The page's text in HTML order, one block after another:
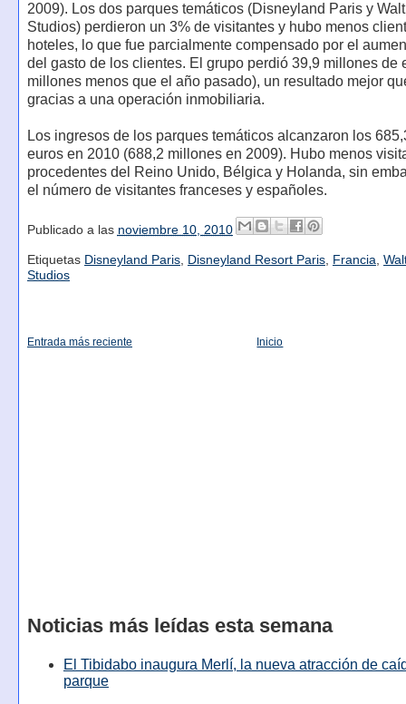
2009). Los dos parques temáticos (Disneyland Paris y
Studios) perdieron un 3% de visitantes y hubo menos
hoteles, lo que fue parcialmente compensado por el
del gasto de los clientes. El grupo perdió 39,9 millones de
millones menos que el año pasado), un resultado mejor
gracias a una operación inmobiliaria.
Los ingresos de los parques temáticos alcanzaron los
euros en 2010 (688,2 millones en 2009). Hubo menos
procedentes del Reino Unido, Bélgica y Holanda, sin
el número de visitantes franceses y españoles.
Publicado a las noviembre 10, 2010
Etiquetas Disneyland Paris, Disneyland Resort Paris, Francia,
Studios
Entrada más reciente Inicio
Noticias más leídas esta semana
El Tibidabo inaugura Merlí, la nueva atracción de
parque